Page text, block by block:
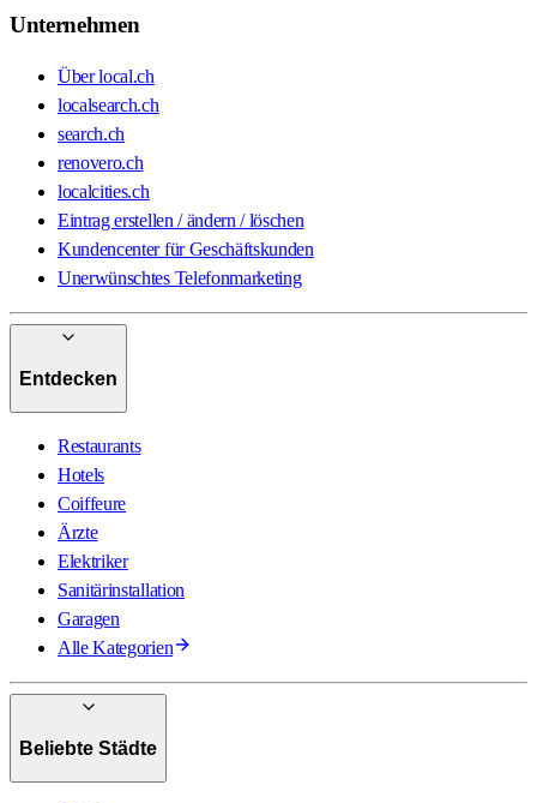
Unternehmen
Über local.ch
localsearch.ch
search.ch
renovero.ch
localcities.ch
Eintrag erstellen / ändern / löschen
Kundencenter für Geschäftskunden
Unerwünschtes Telefonmarketing
Entdecken
Restaurants
Hotels
Coiffeure
Ärzte
Elektriker
Sanitärinstallation
Garagen
Alle Kategorien
Beliebte Städte